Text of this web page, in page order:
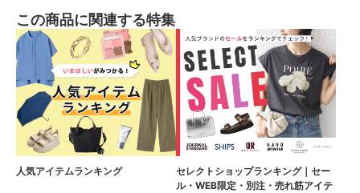
この商品に関連する特集
人気アイテムランキング
セレクトショップランキング｜セー
ル・WEB限定・別注・売れ筋アイテ